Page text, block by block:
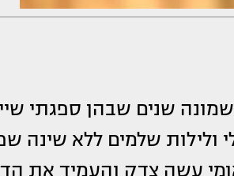
שנים שבהן ספגתי
ולילות שלמים ללא שינה
עשה צדק והעמיד את